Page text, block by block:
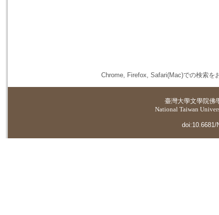
Chrome, Firefox, Safari(Mac)での検索を
臺灣大學文學院佛
National Taiwan
doi:10.6681/